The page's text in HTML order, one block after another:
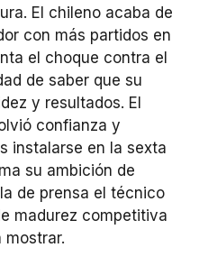
El chileno acaba de
con más partidos en
el choque contra el
de saber que su
y resultados. El
confianza y
instalarse en la sexta
su ambición de
de prensa el técnico
madurez competitiva
mostrar.